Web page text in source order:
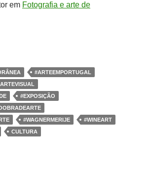
em Fotografia e arte de
#ARTEEMPORTUGAL
#EXPOSIÇÃO
#WAGNERMERIJE
#WINEART
CULTURA